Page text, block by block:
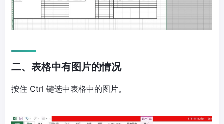
二、表格中有图片的情况
按住 Ctrl 键选中表格中的图片。